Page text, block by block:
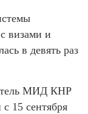
визами и
в девять раз
МИД КНР
15 сентября